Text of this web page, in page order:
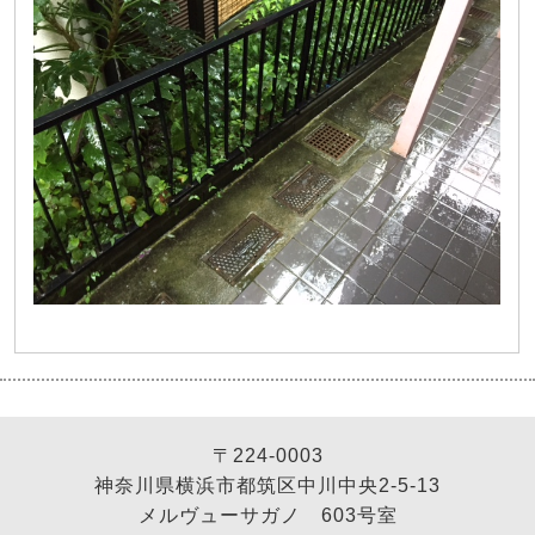
〒224-0003
神奈川県横浜市都筑区中川中央2-5-13
メルヴューサガノ 603号室